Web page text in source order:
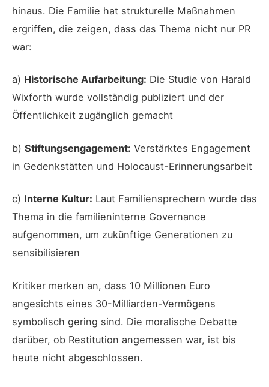
hinaus. Die Familie hat strukturelle Maßnahmen
ergriffen, die zeigen, dass das Thema nicht nur PR
war:
a) Historische Aufarbeitung: Die Studie von Harald
Wixforth wurde vollständig publiziert und der
Öffentlichkeit zugänglich gemacht
b) Stiftungsengagement: Verstärktes Engagement
in Gedenkstätten und Holocaust-Erinnerungsarbeit
c) Interne Kultur: Laut Familiensprechern wurde das
Thema in die familieninterne Governance
aufgenommen, um zukünftige Generationen zu
sensibilisieren
Kritiker merken an, dass 10 Millionen Euro
angesichts eines 30-Milliarden-Vermögens
symbolisch gering sind. Die moralische Debatte
darüber, ob Restitution angemessen war, ist bis
heute nicht abgeschlossen.